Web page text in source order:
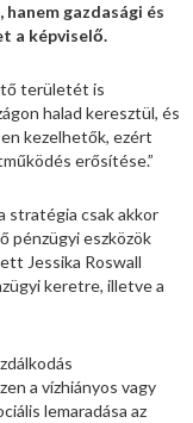
gazdasági és
a képviselő.
területét is
halad keresztül, és
kezelhetők, ezért
erősítése.”
stratégia csak akkor
pénzügyi eszközök
Jessika Roswall
keretre, illetve a
a vízhiányos vagy
lemaradása az